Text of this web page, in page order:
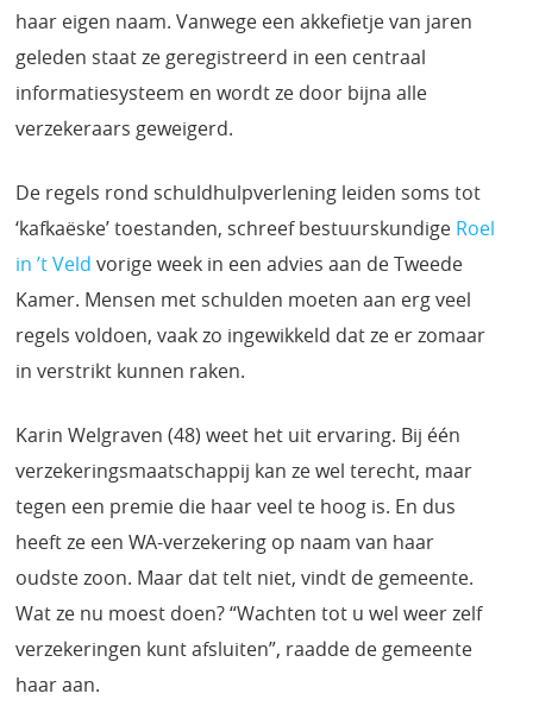
haar eigen naam. Vanwege een akkefietje van jaren
geleden staat ze geregistreerd in een centraal
informatiesysteem en wordt ze door bijna alle
verzekeraars geweigerd.
De regels rond schuldhulpverlening leiden soms tot
‘kafkaëske’ toestanden, schreef bestuurskundige Roel
in ’t Veld vorige week in een advies aan de Tweede
Kamer. Mensen met schulden moeten aan erg veel
regels voldoen, vaak zo ingewikkeld dat ze er zomaar
in verstrikt kunnen raken.
Karin Welgraven (48) weet het uit ervaring. Bij één
verzekeringsmaatschappij kan ze wel terecht, maar
tegen een premie die haar veel te hoog is. En dus
heeft ze een WA-verzekering op naam van haar
oudste zoon. Maar dat telt niet, vindt de gemeente.
Wat ze nu moest doen? “Wachten tot u wel weer zelf
verzekeringen kunt afsluiten”, raadde de gemeente
haar aan.